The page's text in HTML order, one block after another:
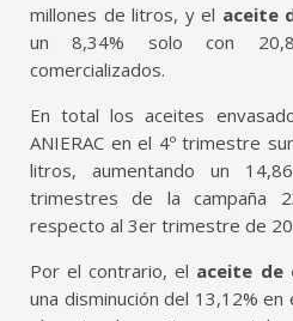
millones de litros, y el aceite
un 8,34% solo con
comercializados.
En total los aceites
ANIERAC en el 4º trimestre
litros, aumentando un
trimestres de la campaña
respecto al 3er trimestre de
Por el contrario, el aceite de
una disminución del 13,12%